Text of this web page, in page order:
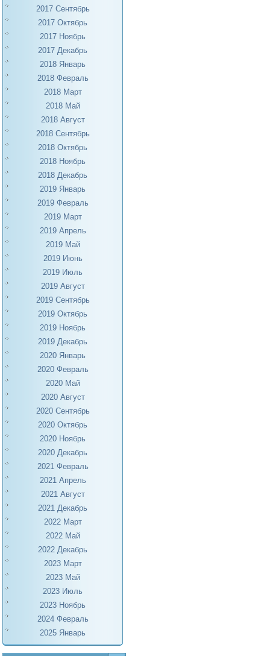
2017 Сентябрь
2017 Октябрь
2017 Ноябрь
2017 Декабрь
2018 Январь
2018 Февраль
2018 Март
2018 Май
2018 Август
2018 Сентябрь
2018 Октябрь
2018 Ноябрь
2018 Декабрь
2019 Январь
2019 Февраль
2019 Март
2019 Апрель
2019 Май
2019 Июнь
2019 Июль
2019 Август
2019 Сентябрь
2019 Октябрь
2019 Ноябрь
2019 Декабрь
2020 Январь
2020 Февраль
2020 Май
2020 Август
2020 Сентябрь
2020 Октябрь
2020 Ноябрь
2020 Декабрь
2021 Февраль
2021 Апрель
2021 Август
2021 Декабрь
2022 Март
2022 Май
2022 Декабрь
2023 Март
2023 Май
2023 Июль
2023 Ноябрь
2024 Февраль
2025 Январь